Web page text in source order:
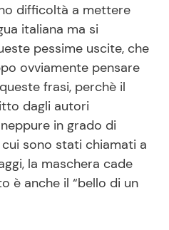
difficoltà a mettere
italiana ma si
pessime uscite, che
ovviamente pensare
frasi, perchè il
dagli autori
in grado di
sono stati chiamati a
la maschera cade
è anche il “bello di un